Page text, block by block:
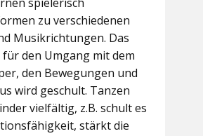
zu verschiedenen
Musikrichtungen. Das
den Umgang mit dem
den Bewegungen und
wird geschult. Tanzen
vielfältig, z.B. schult es
stärkt die